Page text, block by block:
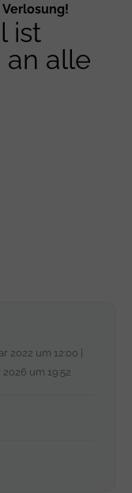
ist
an alle
2022 um 12:00 |
um 19:52